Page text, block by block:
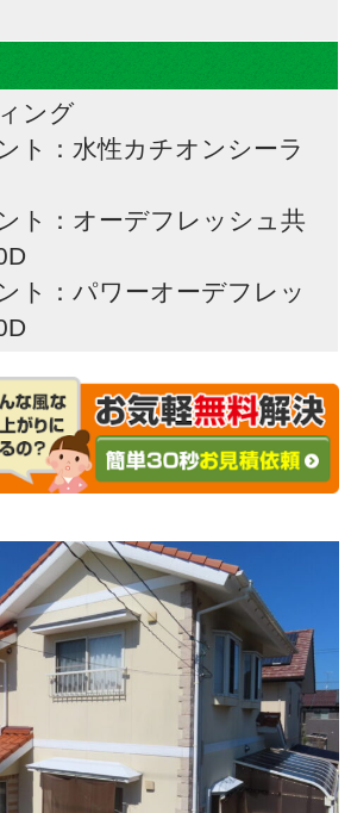
ング
：水性カチオンシーラ
：オーデフレッシュ共
：パワーオーデフレッ